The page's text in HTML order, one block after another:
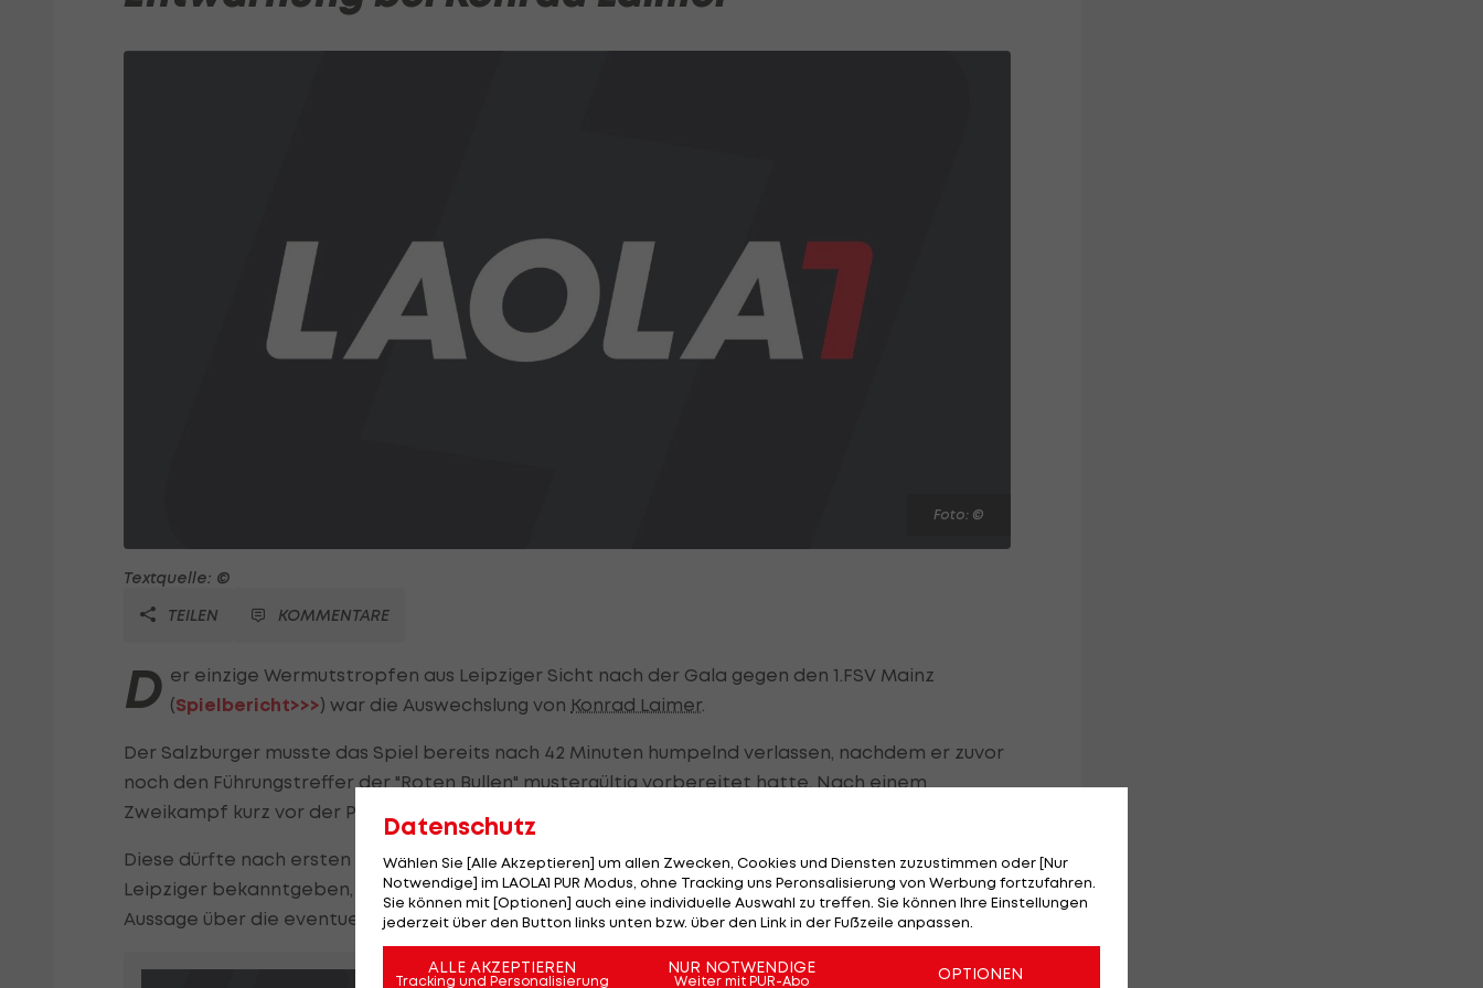
Foto: ©
Textquelle: ©
TEILEN
KOMMENTARE
D er einzige Wermutstropfen aus Leipziger Sicht nach der Gala gegen den 1.FSV Mainz
(Spielbericht>>>) war die Auswechslung von Konrad Laimer.
Der Salzburger musste das Spiel bereits nach 42 Minuten humpelnd verlassen, nachdem er zuvor
noch den Führungstreffer der "Roten Bullen" mustergültig vorbereitet hatte. Nach einem
Zweikampf kurz vor der Pause zog er sich offenkundig eine Knieverletzung zu.
Diese dürfte nach ersten Untersuchungen aber nicht allzu drastisch ausgefallen sein. Wie die
Leipziger bekanntgeben, habe sich der ÖFB-Dauerläufer eine Knieprellung zugezogen. Eine
Aussage über die eventuelle Ausfallzeit sei erst nach weiteren Untersuchungen möglich.
Datenschutz
Wählen Sie [Alle Akzeptieren] um allen Zwecken, Cookies und Diensten zuzustimmen oder [Nur
Notwendige] im LAOLA1 PUR Modus, ohne Tracking uns Peronsalisierung von Werbung fortzufahren.
Sie können mit [Optionen] auch eine individuelle Auswahl zu treffen. Sie können Ihre Einstellungen
jederzeit über den Button links unten bzw. über den Link in der Fußzeile anpassen.
ALLE AKZEPTIEREN
Tracking und Personalisierung
NUR NOTWENDIGE
Weiter mit PUR-Abo OPTIONEN